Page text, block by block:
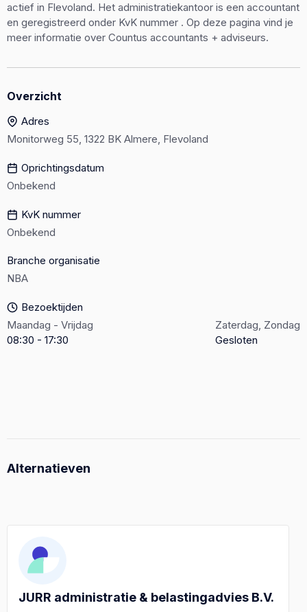
actief in Flevoland. Het administratiekantoor is een accountant
en geregistreerd onder KvK nummer . Op deze pagina vind je
meer informatie over Countus accountants + adviseurs.
Overzicht
Adres
Monitorweg 55, 1322 BK Almere, Flevoland
Oprichtingsdatum
Onbekend
KvK nummer
Onbekend
Branche organisatie
NBA
Bezoektijden
Maandag - Vrijdag
08:30 - 17:30
Zaterdag, Zondag
Gesloten
Alternatieven
JURR administratie & belastingadvies B.V.